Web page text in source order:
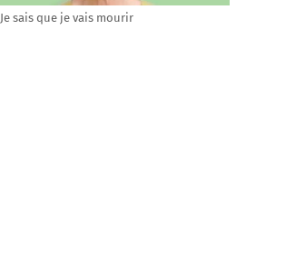
Je sais que je vais mourir